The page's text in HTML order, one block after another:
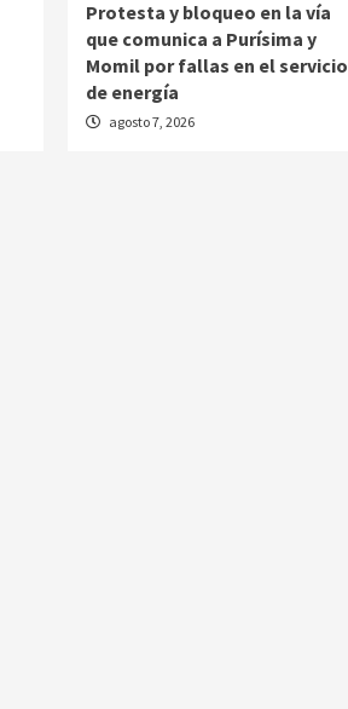
Protesta y bloqueo en la vía
que comunica a Purísima y
Momil por fallas en el servicio
de energía
agosto 7, 2026